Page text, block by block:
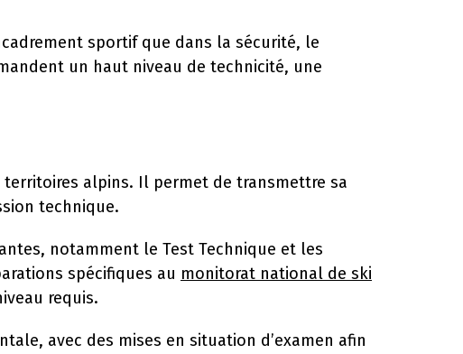
sportif que dans la sécurité, le
un haut niveau de technicité, une
alpins. Il permet de transmettre sa
technique.
notamment le Test Technique et les
spécifiques au monitorat national de ski
requis.
avec des mises en situation d’examen afin